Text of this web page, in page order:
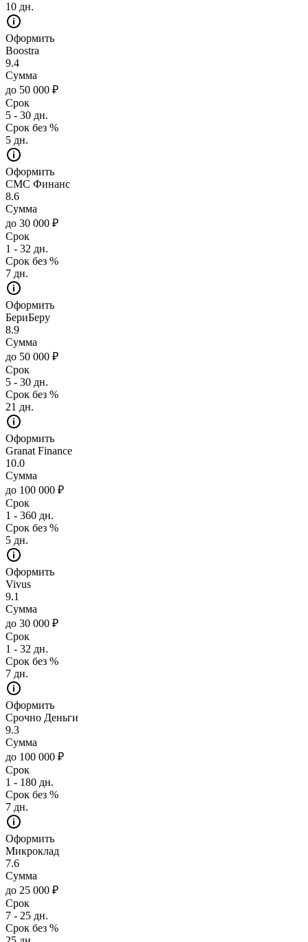
10 дн.
Оформить
Boostra
9.4
Сумма
до 50 000 ₽
Срок
5 - 30 дн.
Срок без %
5 дн.
Оформить
СМС Финанс
8.6
Сумма
до 30 000 ₽
Срок
1 - 32 дн.
Срок без %
7 дн.
Оформить
БериБеру
8.9
Сумма
до 50 000 ₽
Срок
5 - 30 дн.
Срок без %
21 дн.
Оформить
Granat Finance
10.0
Сумма
до 100 000 ₽
Срок
1 - 360 дн.
Срок без %
5 дн.
Оформить
Vivus
9.1
Сумма
до 30 000 ₽
Срок
1 - 32 дн.
Срок без %
7 дн.
Оформить
Срочно Деньги
9.3
Сумма
до 100 000 ₽
Срок
1 - 180 дн.
Срок без %
7 дн.
Оформить
Микроклад
7.6
Сумма
до 25 000 ₽
Срок
7 - 25 дн.
Срок без %